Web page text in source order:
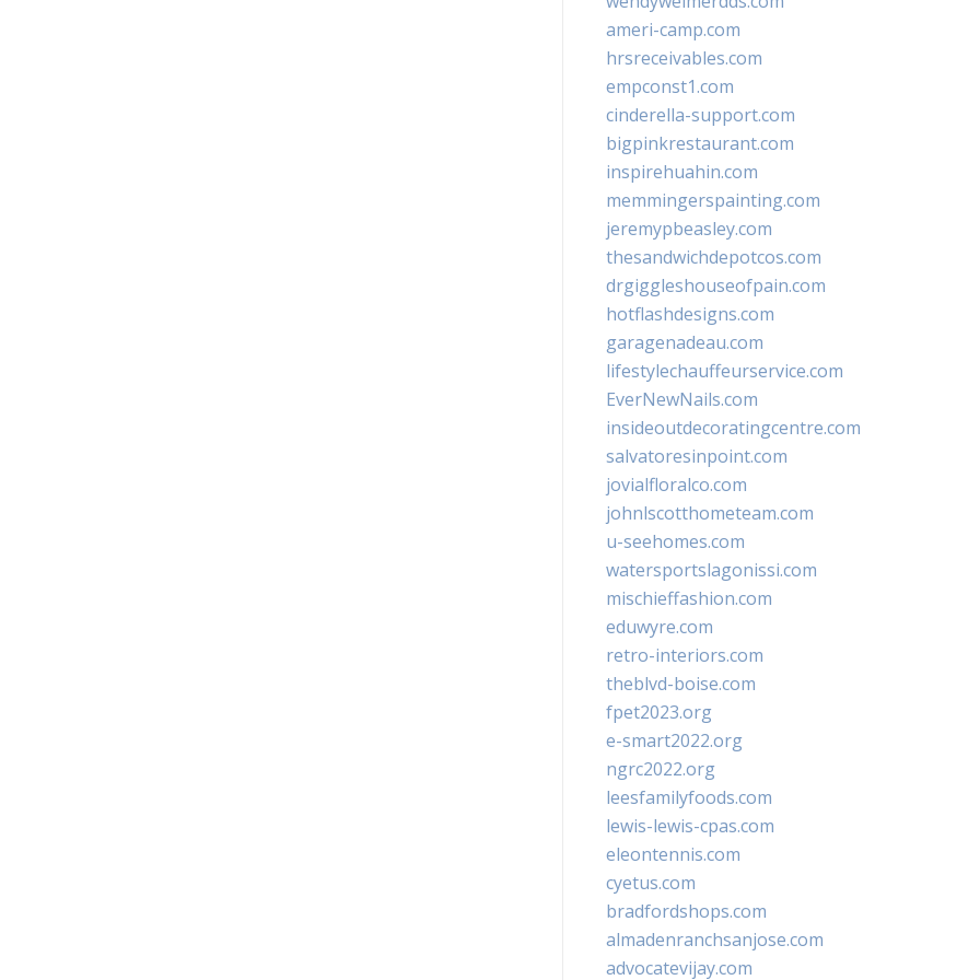
ameri-camp.com
hrsreceivables.com
empconst1.com
cinderella-support.com
bigpinkrestaurant.com
inspirehuahin.com
memmingerspainting.com
jeremypbeasley.com
thesandwichdepotcos.com
drgiggleshouseofpain.com
hotflashdesigns.com
garagenadeau.com
lifestylechauffeurservice.com
EverNewNails.com
insideoutdecoratingcentre.com
salvatoresinpoint.com
jovialfloralco.com
johnlscotthometeam.com
u-seehomes.com
watersportslagonissi.com
mischieffashion.com
eduwyre.com
retro-interiors.com
theblvd-boise.com
fpet2023.org
e-smart2022.org
ngrc2022.org
leesfamilyfoods.com
lewis-lewis-cpas.com
eleontennis.com
cyetus.com
bradfordshops.com
almadenranchsanjose.com
advocatevijay.com